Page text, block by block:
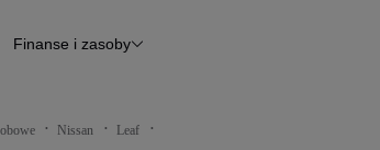
Raport z inspekcji
Finanse i zasoby
Nissan Leaf